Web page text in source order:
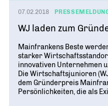
07.02.2018
WJ laden zum
Mainfrankens Beste
starker
innovativen Unternehmen
Die Wirtschaftsjunioren
dem Gründerpreis
Persönlichkeiten, die als